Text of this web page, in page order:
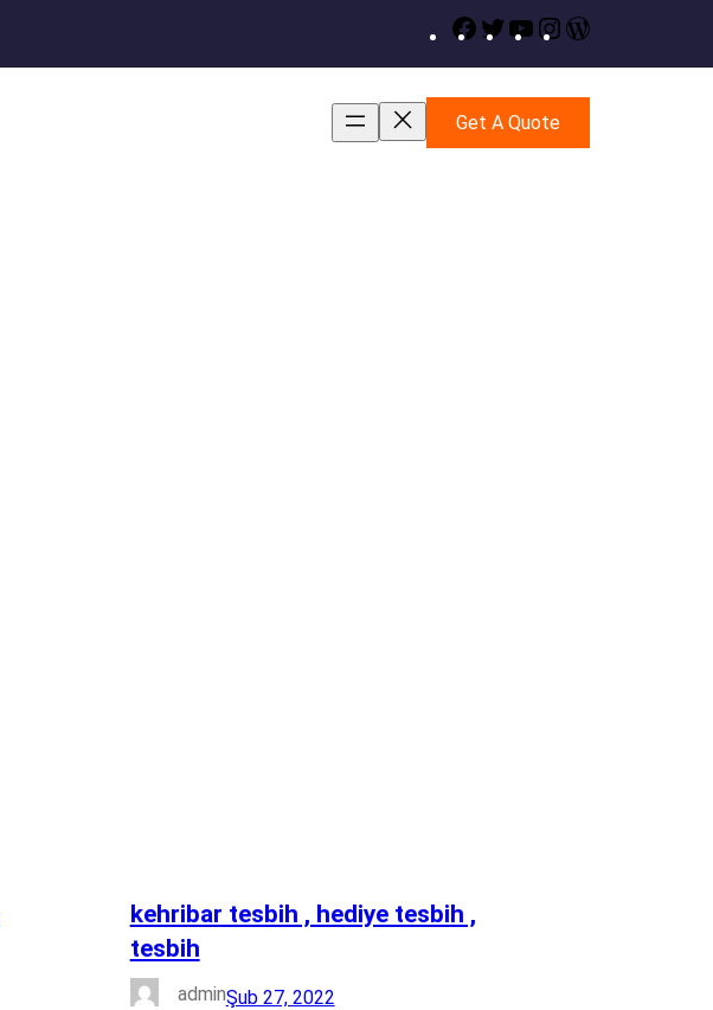
Facebook
Twitter
YouTube
Instagram
Get A Quote
kehribar tesbih , hediye tesbih ,
tesbih
adminŞub 27, 2022